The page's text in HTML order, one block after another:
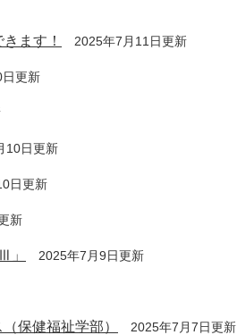
ます！ 2025年7月11日更新
更新
10日更新
日更新
新
」 2025年7月9日更新
保健福祉学部） 2025年7月7日更新